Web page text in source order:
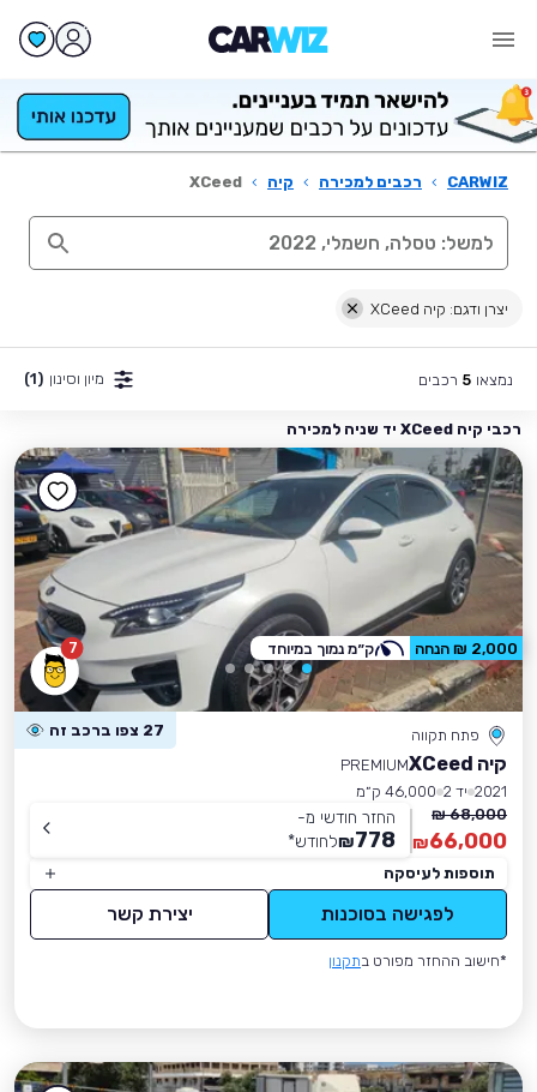
CARWIZ
› רכבים למכירה › קיה ›
XCeed
יצרן ודגם: קיה XCeed
נמצאו 5 רכבים מיון וסינון (1)
רכבי קיה XCeed יד שניה למכירה
7
פתח תקווה 27 צפו ברכב זה
קיה XCeed
PREMIUM
2021 יד 2
46,000 ק״מ
68,000 ₪
66,000
₪
החזר חודשי מ-
778
₪לחודש*
תוספות לעיסקה
לפגישה בסוכנות יצירת קשר
*חישוב ההחזר מפורט בתקנון
2,000 ₪ הנחה ק״מ נמוך במיוחד